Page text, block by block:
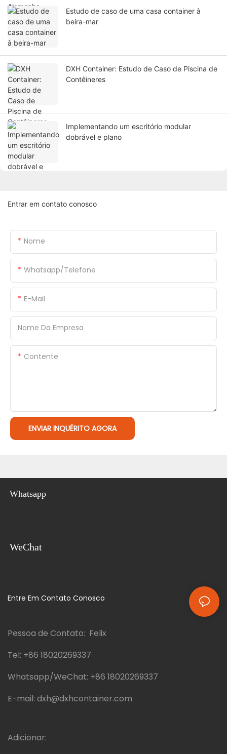
Estudo de caso de uma casa container à
beira-mar
DXH Container: Estudo de Caso de Piscina de
Contêineres
Implementando um escritório modular
dobrável e plano
Entrar em contato conosco
Nome
Whatsapp/Telefone
E-Mail
Nome Da Empresa
Contente
ENVIAR INQUÉRITO AGORA
Whatsapp
WeChat
Entre Em Contato Conosco
Pessoa de Contato: Felix
Tel: +86 18020269337
Whatsapp/WeChat: +86 18020269337
E-mail: dxh@dxhcontainer.com
Adicionar: